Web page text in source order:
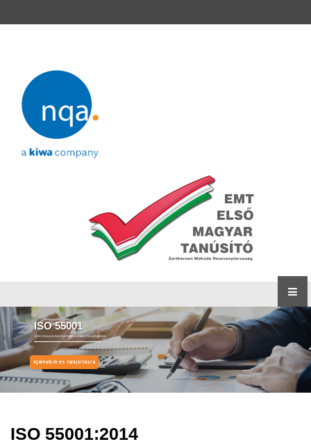
VAGYONGAZDÁLKODÁSI IRÁNYÍTÁSI RENDSZEREK
ISO 55001
Ajánlatkérés tanúsításra
ISO 55001:2014